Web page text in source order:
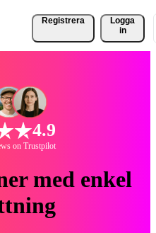
Registrera
Logga
in
4.9
on Trustpilot
med enkel